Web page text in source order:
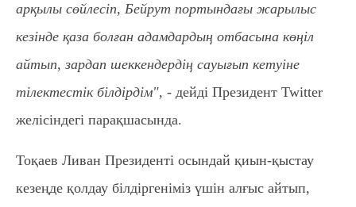
арқылы сөйлесіп, Бейрут портындағы жарылыс
кезінде қаза болған адамдардың отбасына көңіл
айтып, зардап шеккендердің сауығып кетуіне
тілектестік білдірдім", - дейді Президент Twitter
желісіндегі парақшасында.
Тоқаев Ливан Президенті осындай қиын-қыстау
кезеңде қолдау білдіргеніміз үшін алғыс айтып,